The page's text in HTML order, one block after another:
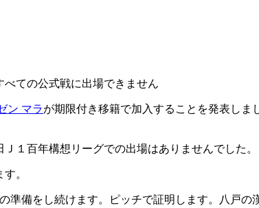
べての公式戦に出場できません
ン マラが期限付き移籍で加入することを発表しま
１百年構想リーグでの出場はありませんでした。
。
準備をし続けます。ピッチで証明します。八戸